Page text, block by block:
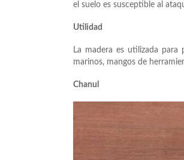
el suelo es susceptible al
Utilidad
La madera es utilizada para
marinos, mangos de
Chanul